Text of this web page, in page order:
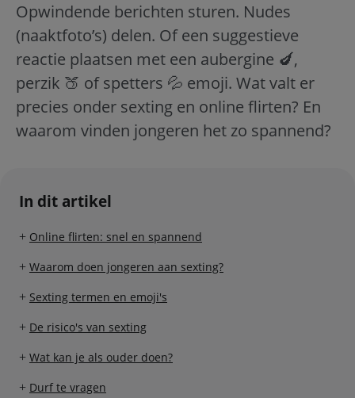
Opwindende berichten sturen. Nudes
(naaktfoto’s) delen. Of een suggestieve
reactie plaatsen met een aubergine 🍆,
perzik 🍑 of spetters 💦 emoji. Wat valt er
precies onder sexting en online flirten? En
waarom vinden jongeren het zo spannend?
In dit artikel
Online flirten: snel en spannend
Waarom doen jongeren aan sexting?
Sexting termen en emoji's
De risico's van sexting
Wat kan je als ouder doen?
Durf te vragen